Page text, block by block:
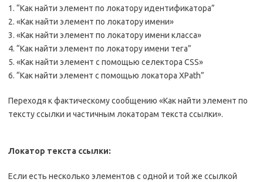
1. “Как найти элемент по локатору идентификатора”
2. «Как найти элемент по локатору имени»
3. «Как найти элемент по локатору имени класса»
4. “Как найти элемент по локатору имени тега”
5. «Как найти элемент с помощью селектора CSS»
6. “Как найти элемент с помощью локатора XPath”
Переходя к фактическому сообщению «Как найти элемент по
тексту ссылки и частичным локаторам текста ссылки».
Локатор текста ссылки:
Если есть несколько элементов с одной и той же ссылкой